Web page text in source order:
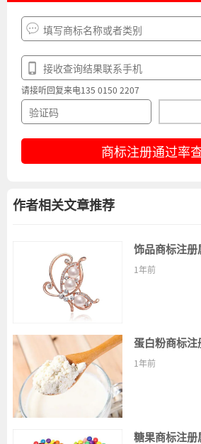
请接听回复来电135 0150 2207
商标注册通过率
作者相关文章推荐
饰品商标注册
1年前
蛋白粉商标注
1年前
糖果商标注册